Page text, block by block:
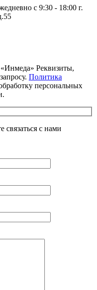
с 9:30 - 18:00 г.
Реквизиты,
Политика
персональных
с нами